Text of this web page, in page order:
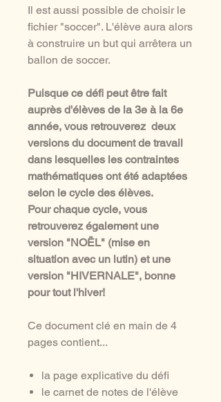
Il est aussi possible de choisir le
fichier "soccer". L'élève aura alors
à construire un but qui arrêtera un
ballon de soccer.
Puisque ce défi peut être fait
auprès d'élèves de la 3e à la 6e
année, vous retrouverez deux
versions du document de travail
dans lesquelles les contraintes
mathématiques ont été adaptées
selon le cycle des élèves.
Pour chaque cycle, vous
retrouverez également une
version "NOËL" (mise en
situation avec un lutin) et une
version "HIVERNALE", bonne
pour tout l'hiver!
Ce document clé en main de 4
pages contient...
la page explicative du défi
le carnet de notes de l'élève